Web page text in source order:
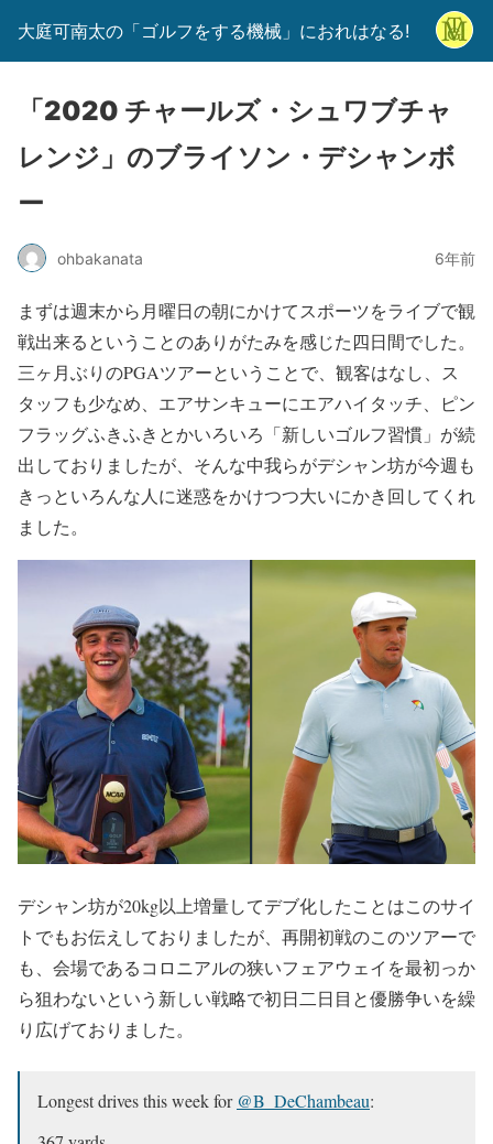
大庭可南太の「ゴルフをする機械」におれはなる!
「2020 チャールズ・シュワブチャ
レンジ」のブライソン・デシャンボ
ー
ohbakanata 6年前
まずは週末から月曜日の朝にかけてスポーツをライブで観
戦出来るということのありがたみを感じた四日間でした。
三ヶ月ぶりのPGAツアーということで、観客はなし、ス
タッフも少なめ、エアサンキューにエアハイタッチ、ピン
フラッグふきふきとかいろいろ「新しいゴルフ習慣」が続
出しておりましたが、そんな中我らがデシャン坊が今週も
きっといろんな人に迷惑をかけつつ大いにかき回してくれ
ました。
デシャン坊が20kg以上増量してデブ化したことはこのサイ
トでもお伝えしておりましたが、再開初戦のこのツアーで
も、会場であるコロニアルの狭いフェアウェイを最初っか
ら狙わないという新しい戦略で初日二日目と優勝争いを繰
り広げておりました。
Longest drives this week for @B_DeChambeau: